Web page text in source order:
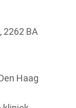
2262 BA
Haag